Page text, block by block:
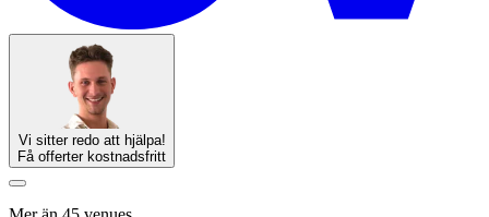
Vi sitter redo att hjälpa!
Få offerter kostnadsfritt